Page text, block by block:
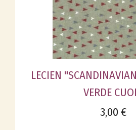
LECIEN
VERDE
3,00 €